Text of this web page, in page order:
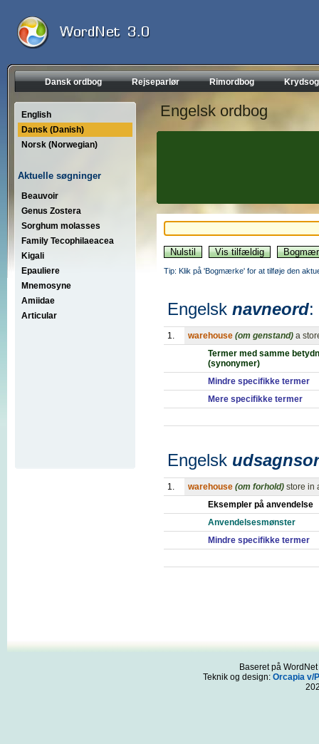
Dansk ordbog Rejseparlør Rimordbog
English
Dansk (Danish)
Norsk (Norwegian)
Aktuelle søgninger
Beauvoir
Genus Zostera
Sorghum molasses
Family Tecophilaeacea
Kigali
Epauliere
Mnemosyne
Amiidae
Articular
Engelsk ordbog
Tip: Klik på 'Bogmærke' for at tilføje den
Engelsk navneord:
1. warehouse (om genstand) a
Termer med samme
(synonymer)
Mindre specifikke termer
Mere specifikke termer
Engelsk
1. warehouse (om forhold) store in
Eksempler på anvendelse
Anvendelsesmønster
Mindre specifikke termer
Baseret på
Teknik og design: Orcapia v/